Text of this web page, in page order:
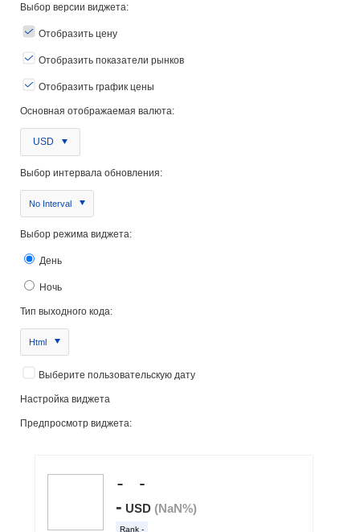
Выбор версии виджета:
Отобразить цену
Отобразить показатели рынков
Отобразить график цены
Основная отображаемая валюта:
USD
Выбор интервала обновления:
No Interval
Выбор режима виджета:
День
Ночь
Тип выходного кода:
Html
Выберите пользовательскую дату
Настройка виджета
Предпросмотр виджета: